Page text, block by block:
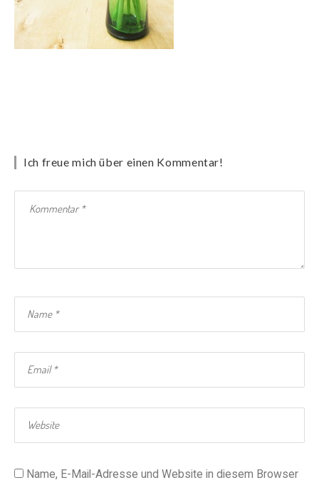
Ich freue mich über einen Kommentar!
Name, E-Mail-Adresse und Website in diesem Browser